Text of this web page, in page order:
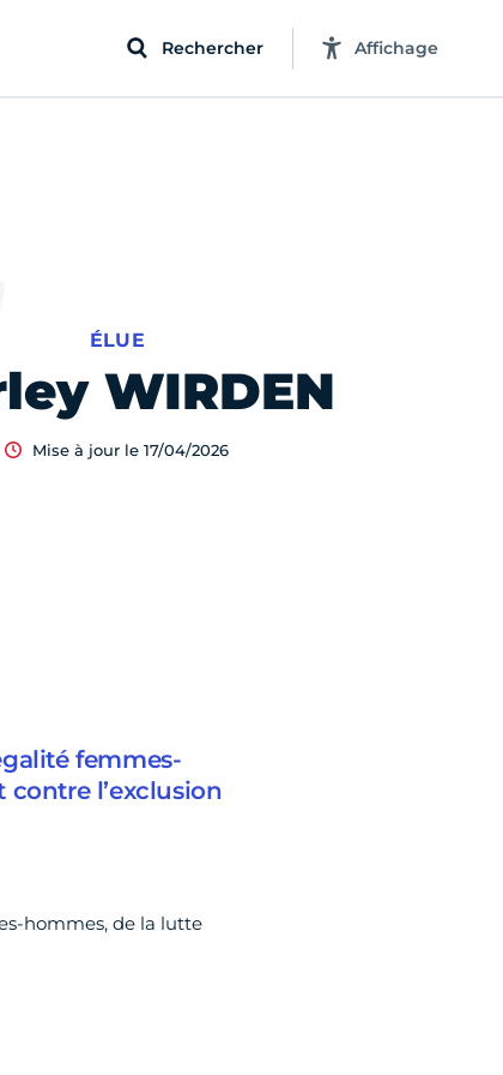
Rechercher Affichage
WIRDEN
ÉLUE
Mise à jour le 17/04/2026
femmes-
l’exclusion
hommes, de la lutte